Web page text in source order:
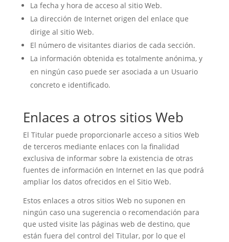
La fecha y hora de acceso al sitio Web.
La dirección de Internet origen del enlace que
dirige al sitio Web.
El número de visitantes diarios de cada sección.
La información obtenida es totalmente anónima, y
en ningún caso puede ser asociada a un Usuario
concreto e identificado.
Enlaces a otros sitios Web
El Titular puede proporcionarle acceso a sitios Web
de terceros mediante enlaces con la finalidad
exclusiva de informar sobre la existencia de otras
fuentes de información en Internet en las que podrá
ampliar los datos ofrecidos en el Sitio Web.
Estos enlaces a otros sitios Web no suponen en
ningún caso una sugerencia o recomendación para
que usted visite las páginas web de destino, que
están fuera del control del Titular, por lo que el